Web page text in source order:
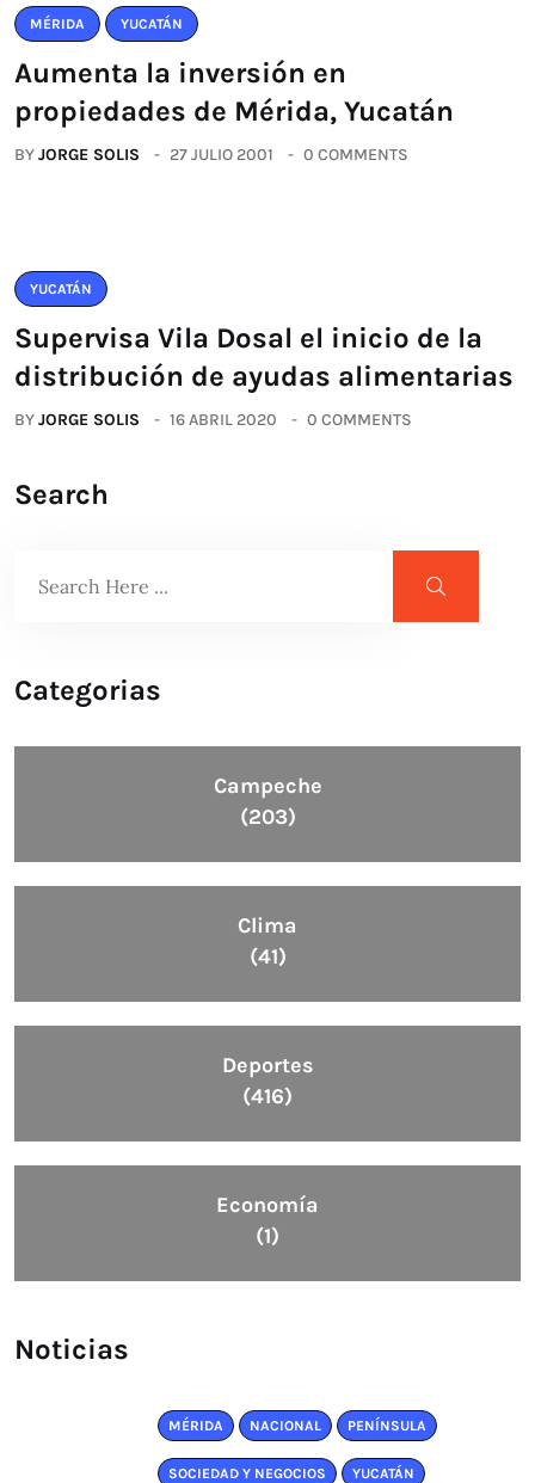
MÉRIDA YUCATÁN
Aumenta la inversión en
propiedades de Mérida, Yucatán
BYJORGE SOLIS 27 JULIO 2001 0 COMMENTS
YUCATÁN
Supervisa Vila Dosal el inicio de la
distribución de ayudas alimentarias
BYJORGE SOLIS 16 ABRIL 2020 0 COMMENTS
Search
Categorias
Campeche
(203)
Clima
(41)
Deportes
(416)
Economía
(1)
Noticias
MÉRIDA NACIONAL PENÍNSULA
SOCIEDAD Y NEGOCIOS YUCATÁN